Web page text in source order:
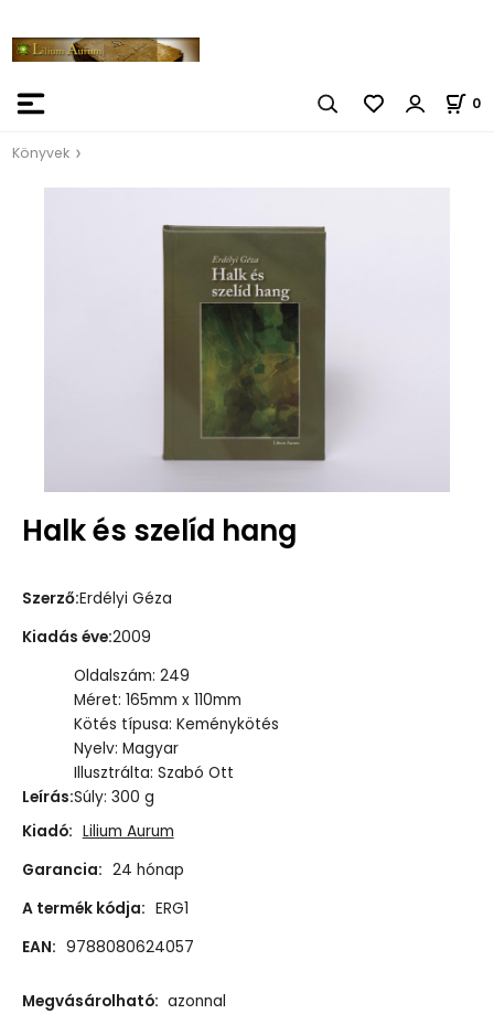
0
Könyvek
Halk és szelíd hang
Szerző:Erdélyi Géza
Kiadás éve:2009
Leírás:
Oldalszám: 249
Méret: 165mm x 110mm
Kötés típusa: Keménykötés
Nyelv: Magyar
Illusztrálta: Szabó Ott
Súly: 300 g
Kiadó: Lilium Aurum
Garancia: 24 hónap
A termék kódja: ERG1
EAN: 9788080624057
Megvásárolható: azonnal